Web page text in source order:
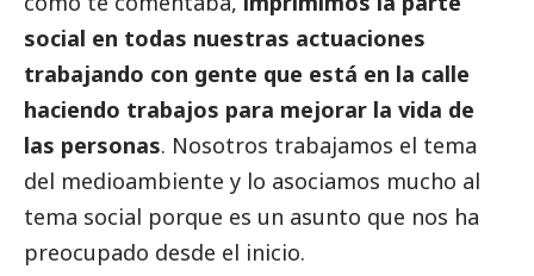
social en todas nuestras actuaciones
trabajando con gente que está en la calle
haciendo trabajos para mejorar la vida de
las personas. Nosotros trabajamos el tema
del medioambiente y lo asociamos mucho al
tema social porque es un asunto que nos ha
preocupado desde el inicio.